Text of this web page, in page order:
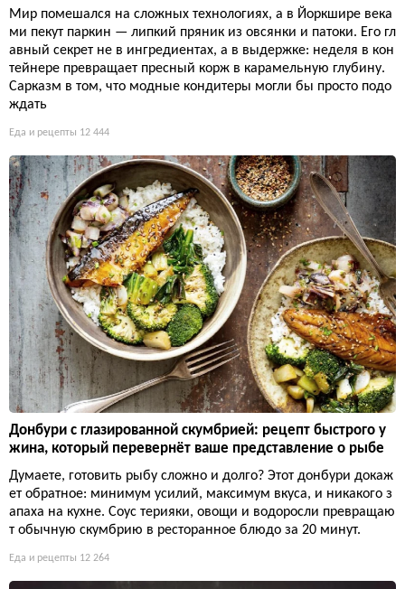
Мир помешался на сложных технологиях, а в Йоркшире века
ми пекут паркин — липкий пряник из овсянки и патоки. Его гл
авный секрет не в ингредиентах, а в выдержке: неделя в кон
тейнере превращает пресный корж в карамельную глубину.
Сарказм в том, что модные кондитеры могли бы просто подо
ждать
Еда и рецепты 12 444
Донбури с глазированной скумбрией: рецепт быстрого у
жина, который перевернёт ваше представление о рыбе
Думаете, готовить рыбу сложно и долго? Этот донбури докаж
ет обратное: минимум усилий, максимум вкуса, и никакого з
апаха на кухне. Соус терияки, овощи и водоросли превращаю
т обычную скумбрию в ресторанное блюдо за 20 минут.
Еда и рецепты 12 264